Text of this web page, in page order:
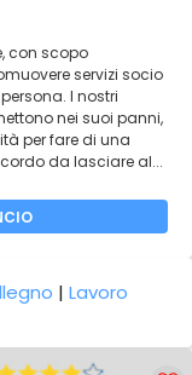
con scopo
servizi socio
I nostri
nei suoi panni,
per fare di una
da lasciare al...
|Lavoro